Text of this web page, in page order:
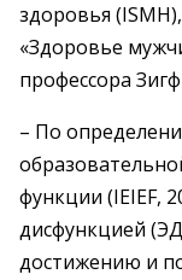
здоровья
«Здоровье
профессора
– По
функции (IEIEF,
дисфункцией
достижению и